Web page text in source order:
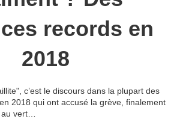
records en
2018
c’est le discours dans la plupart des
2018 qui ont accusé la grève, finalement
vert…